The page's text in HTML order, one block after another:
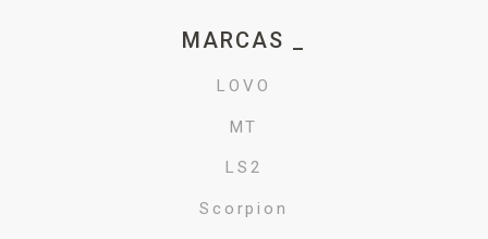
MARCAS _
LOVO
MT
LS2
Scorpion